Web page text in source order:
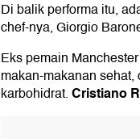
Di balik performa itu,
chef-nya, Giorgio
Eks pemain
makan-makanan
karbohidrat.Cristiano